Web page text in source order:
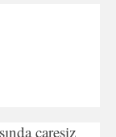
çaresiz